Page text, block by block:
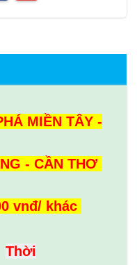
MIỀN TÂY -
- CẦN THƠ
vnđ/ khác
Thời